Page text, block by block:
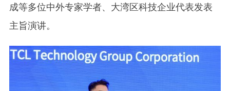
成等多位中外专家学者、大湾区科技企业代表发表
主旨演讲。